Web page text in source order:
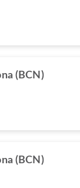
(BCN)
(BCN)